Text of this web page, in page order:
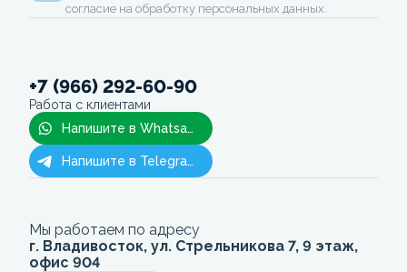
согласие на обработку персональных данных.
+7 (966) 292-60-90
Работа с клиентами
Напишите в Whatsapp
Напишите в Telegram
Мы работаем по адресу
г. Владивосток, ул. Стрельникова 7, 9 этаж,
офис 904